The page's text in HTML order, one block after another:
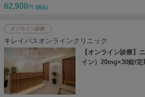
62,900 円 (税込)
オンライン診療
キレイパスオンラインクリニック
【オンライン診療】
イン）20mg×30錠/定